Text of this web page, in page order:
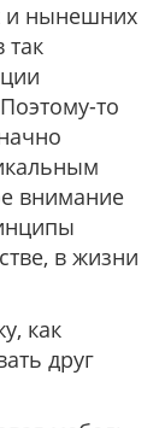
и нынешних
так
то
внимание
в жизни
как
друг